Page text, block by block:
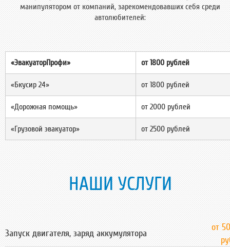
манипулятором от компаний, зарекомендовавших себя среди
автолюбителей:
«ЭвакуаторПрофи» от 1800 рублей
«Бкусир 24» от 1800 рублей
«Дорожная помощь» от 2000 рублей
«Грузовой эвакуатор» от 2500 рублей
НАШИ УСЛУГИ
Запуск двигателя, заряд аккумулятора
от